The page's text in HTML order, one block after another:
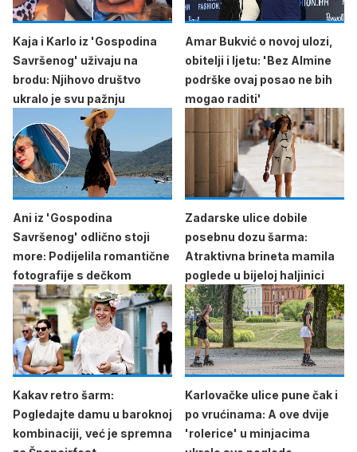
Kaja i Karlo iz 'Gospodina
Savršenog' uživaju na
brodu: Njihovo društvo
ukralo je svu pažnju
Amar Bukvić o novoj ulozi,
obitelji i ljetu: 'Bez Almine
podrške ovaj posao ne bih
mogao raditi'
Ani iz 'Gospodina
Savršenog' odlično stoji
more: Podijelila romantične
fotografije s dečkom
Zadarske ulice dobile
posebnu dozu šarma:
Atraktivna brineta mamila
poglede u bijeloj haljinici
Kakav retro šarm:
Pogledajte damu u baroknoj
kombinaciji, već je spremna
Karlovačke ulice pune čak i
po vrućinama: A ove dvije
'rolerice' u minjacima